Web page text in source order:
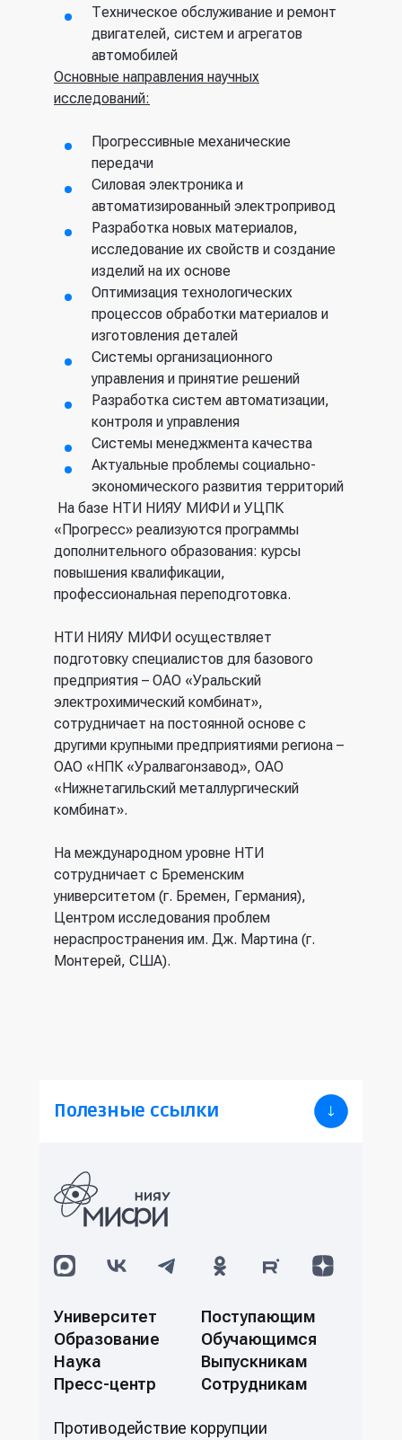
Техническое обслуживание и ремонт
двигателей, систем и агрегатов
автомобилей
Основные направления научных
исследований:
Прогрессивные механические
передачи
Силовая электроника и
автоматизированный электропривод
Разработка новых материалов,
исследование их свойств и создание
изделий на их основе
Оптимизация технологических
процессов обработки материалов и
изготовления деталей
Системы организационного
управления и принятие решений
Разработка систем автоматизации,
контроля и управления
Системы менеджмента качества
Актуальные проблемы социально-
экономического развития территорий
На базе НТИ НИЯУ МИФИ и УЦПК
«Прогресс» реализуются программы
дополнительного образования: курсы
повышения квалификации,
профессиональная переподготовка.
НТИ НИЯУ МИФИ осуществляет
подготовку специалистов для базового
предприятия – ОАО «Уральский
электрохимический комбинат»,
сотрудничает на постоянной основе с
другими крупными предприятиями региона –
ОАО «НПК «Уралвагонзавод», ОАО
«Нижнетагильский металлургический
комбинат».
На международном уровне НТИ
сотрудничает с Бременским
университетом (г. Бремен, Германия),
Центром исследования проблем
нераспространения им. Дж. Мартина (г.
Монтерей, США).
Полезные ссылки
Университет
Образование
Наука
Пресс-центр
Поступающим
Обучающимся
Выпускникам
Сотрудникам
Противодействие коррупции